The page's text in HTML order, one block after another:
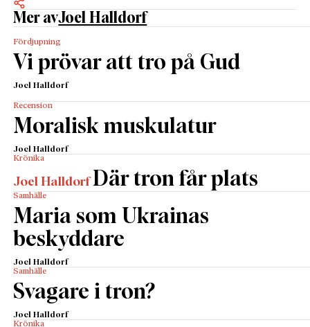
Mer avJoel Halldorf
Fördjupning
Vi prövar att tro på Gud
Joel Halldorf
Recension
Moralisk muskulatur
Joel Halldorf
Krönika
Joel Halldorf Där tron får plats
Samhälle
Maria som Ukrainas
beskyddare
Joel Halldorf
Samhälle
Svagare i tron?
Joel Halldorf
Krönika